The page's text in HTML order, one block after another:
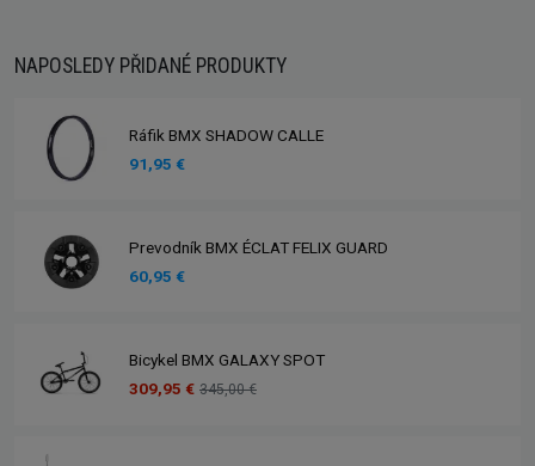
NAPOSLEDY PŘIDANÉ PRODUKTY
Ráfik BMX SHADOW CALLE
91,95 €
Prevodník BMX ÉCLAT FELIX GUARD
60,95 €
Bicykel BMX GALAXY SPOT
309,95 € 345,00 €